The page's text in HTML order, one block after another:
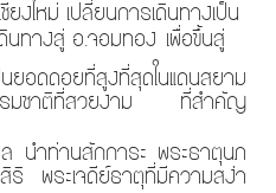
งใหม่ เปลี่ยนการเดินทางเป็น
นทางสู่ อ.จอมทอง
เพื่อขึ้นสู่
ดอยที่สูงที่สุดในแดนสยาม
ธรรมชาติที่สวยงาม ที่สำคัญ
ำท่านสักการะ พระธาตุนภ
ริ พระเจดีย์ธาตุที่มีความสง่า